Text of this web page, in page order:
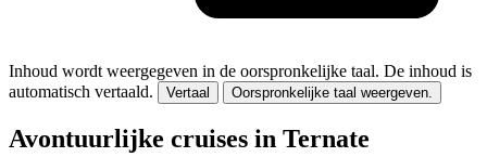
Inhoud wordt weergegeven in de oorspronkelijke taal. De inhoud is
automatisch vertaald.
Vertaal Oorspronkelijke taal weergeven.
Avontuurlijke cruises in Ternate